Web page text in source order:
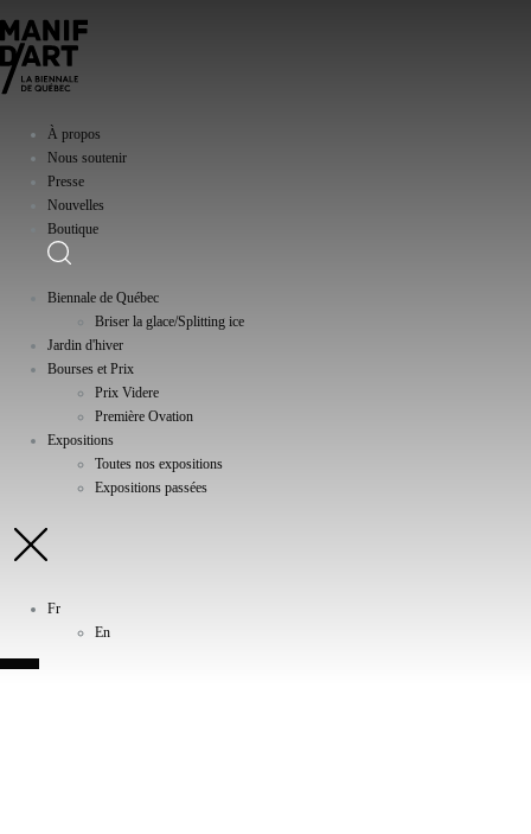
À propos
Nous soutenir
Presse
Nouvelles
Boutique
Biennale de Québec
Briser la glace/Splitting ice
Jardin d'hiver
Bourses et Prix
Prix Videre
Première Ovation
Expositions
Toutes nos expositions
Expositions passées
Fr
En